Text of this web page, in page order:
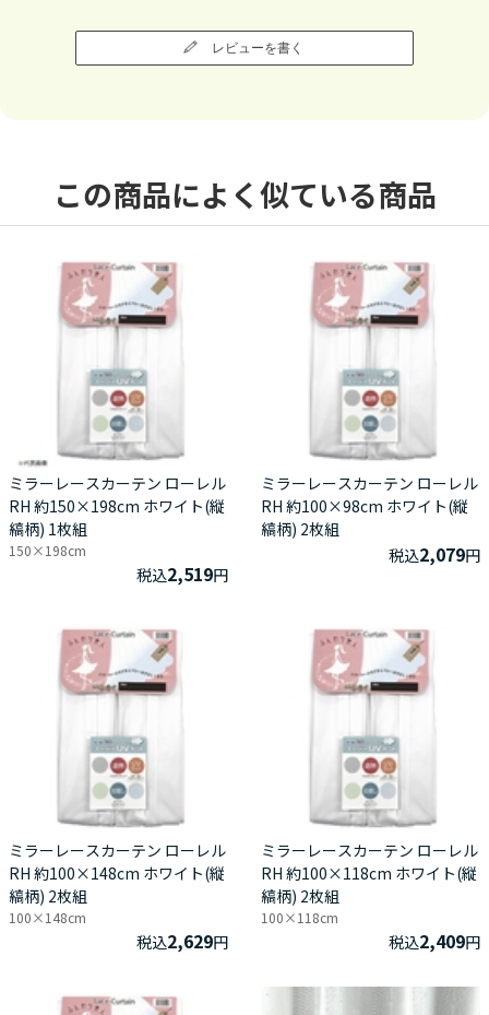
レビューを書く
この商品によく似ている商品
ミラーレースカーテン ローレル
RH 約150×198cm ホワイト(縦
縞柄) 1枚組
150×198cm
税込2,519円
ミラーレースカーテン ローレル
RH 約100×98cm ホワイト(縦
縞柄) 2枚組
税込2,079円
ミラーレースカーテン ローレル
RH 約100×148cm ホワイト(縦
縞柄) 2枚組
100×148cm
税込2,629円
ミラーレースカーテン ローレル
RH 約100×118cm ホワイト(縦
縞柄) 2枚組
100×118cm
税込2,409円